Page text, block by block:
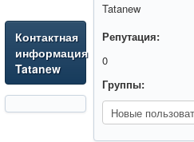
Контактная
информация
Tatanew
Tatanew
Репутация:
0
Группы: